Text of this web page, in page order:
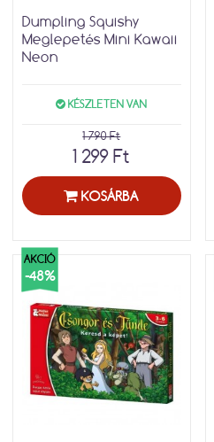
Dumpling Squishy
Meglepetés Mini Kawaii
Neon
KÉSZLETEN VAN
1 790 Ft
1 299 Ft
KOSÁRBA
AKCIÓ
-48%